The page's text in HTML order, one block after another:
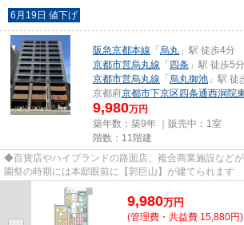
6月19日 値下げ
阪急京都本線 「 烏丸 」駅 徒歩4分
京都市営烏丸線 「 四条 」駅 徒歩5分
京都市営烏丸線 「 烏丸御池 」駅 徒
京都府京都市下京区 四条通西洞院
9,980万円
築年数：築9年 ｜販売中： 1室
階数：11階建
◆百貨店やハイブランドの路面店、複合商業施設など
園祭の時期には本邸眼前に【郭巨山】が建てられます
9,980万円
(管理費・共益費 15,880円)